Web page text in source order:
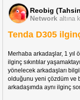
Reobig
Network altına
Tenda D305
Merhaba arkadaşlar, 1 yıl
ilginç sıkıntılar
yönelecek arkadaşları
olduğunu yeni çözdüm ve
arkadaşımda aynı ilginç